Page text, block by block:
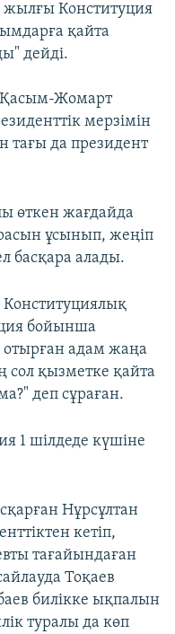
жылғы Конституция
қайта
дейді.
Қасым-Жомарт
мерзімін
да президент
өткен жағдайда
ұсынып, жеңіп
басқара алады.
Конституциялық
бойынша
отырған адам жаңа
сол қызметке қайта
деп сұраған.
1 шілдеде күшіне
Нұрсұлтан
кетіп,
тағайындаған
Тоқаев
билікке ықпалын
туралы да көп